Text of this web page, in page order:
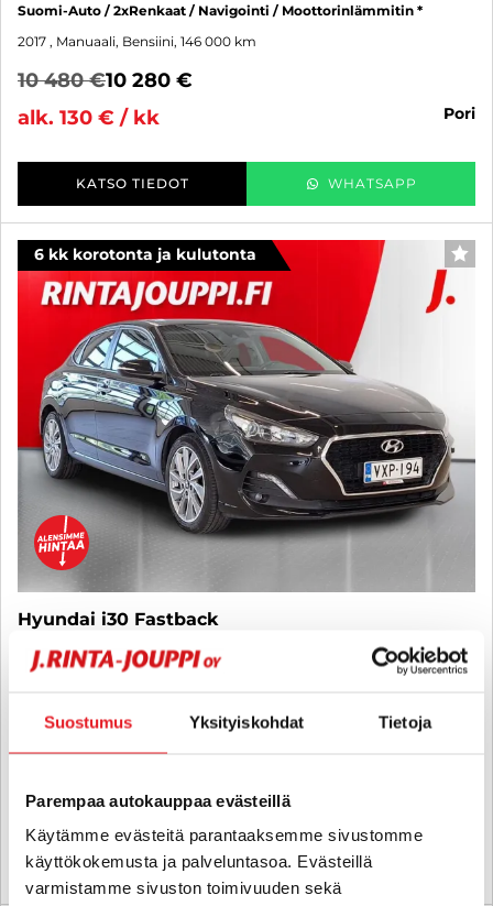
Suostumus Yksityiskohdat Tietoja
Parempaa autokauppaa evästeillä
Käytämme evästeitä parantaaksemme sivustomme
käyttökokemusta ja palveluntasoa. Evästeillä
varmistamme sivuston toimivuuden sekä
Suomi-Auto / 2xRenkaat / Navigointi / Moottorinlämmitin *
2017 , Manuaali, Bensiini, 146 000 km
10 480 €10 280 €
alk. 130 € / kk
pori
KATSO TIEDOT WHATSAPP
6 kk korotonta ja kulutonta
Hyundai i30 Fastback
1,4 T-GDI Comfort - 6 kk korotonta ja kulutonta maksuaikaa! -
Suomi-auto, Peruutuskamera, Lohkolämmitin, Ratinlämmitys - J.
2018 , Manuaali, Bensiini, 90 000 km
15 880 €15 190 €
alk. 177 € / kk
KATSO TIEDOT WHATSAPP